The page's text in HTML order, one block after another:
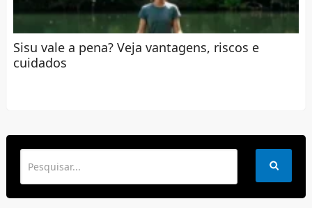
Sisu vale a pena? Veja vantagens, riscos e
cuidados